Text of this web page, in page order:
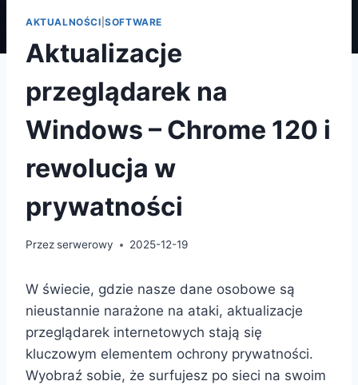
AKTUALNOŚCI |SOFTWARE
Aktualizacje
przeglądarek na
Windows – Chrome 120 i
rewolucja w
prywatności
Przezserwerowy 2025-12-19
W świecie, gdzie nasze dane osobowe są
nieustannie narażone na ataki, aktualizacje
przeglądarek internetowych stają się
kluczowym elementem ochrony prywatności.
Wyobraź sobie, że surfujesz po sieci na swoim